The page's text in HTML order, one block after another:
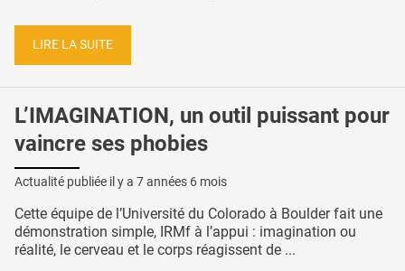
LIRE LA SUITE
L’IMAGINATION, un outil puissant pour
vaincre ses phobies
Actualité publiée il y a 7 années 6 mois
Cette équipe de l’Université du Colorado à Boulder fait une
démonstration simple, IRMf à l’appui : imagination ou
réalité, le cerveau et le corps réagissent de ...